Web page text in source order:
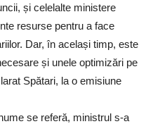
și celelalte ministere
resurse pentru a face
Dar, în același timp, este
și unele optimizări pe
Spătari, la o emisiune
se referă, ministrul s-a